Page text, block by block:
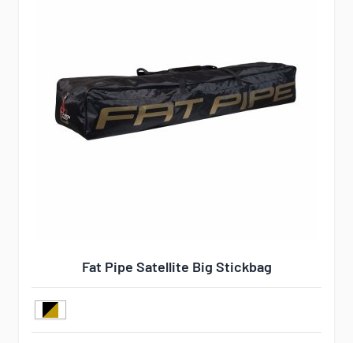
Fat Pipe Satellite Big Stickbag